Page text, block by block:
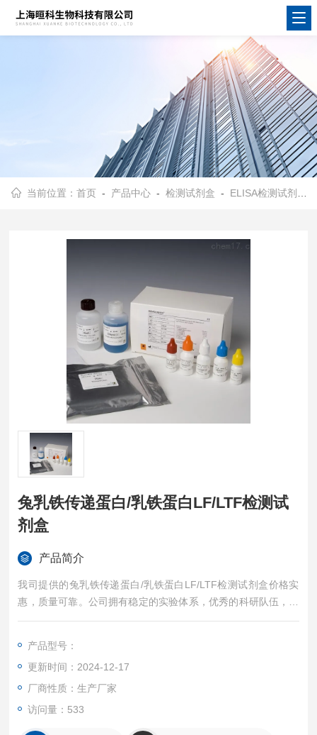
当前位置：首页 - 产品中心 -检测试剂盒 - ELISA检测试剂盒
兔乳铁传递蛋白/乳铁蛋白LF/LTF检测试
剂盒
产品简介
我司提供的兔乳铁传递蛋白/乳铁蛋白LF/LTF检测试剂盒价格实
惠，质量可靠。公司拥有稳定的实验体系，优秀的科研队伍，准
确的实验结果，是您值得信赖的合作伙伴，凡购买我司的试剂盒
产品型号：
更新时间：2024-12-17
厂商性质：生产厂家
访问量：533